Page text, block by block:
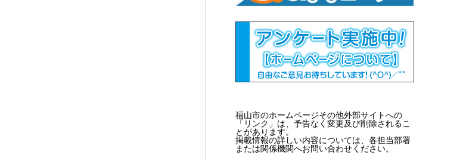
福山市のホームページその他外部サイトへの
「リンク」は、予告なく変更及び削除されるこ
とがあります。
掲載情報の詳しい内容については、各担当部署
または関係機関へお問い合わせください。